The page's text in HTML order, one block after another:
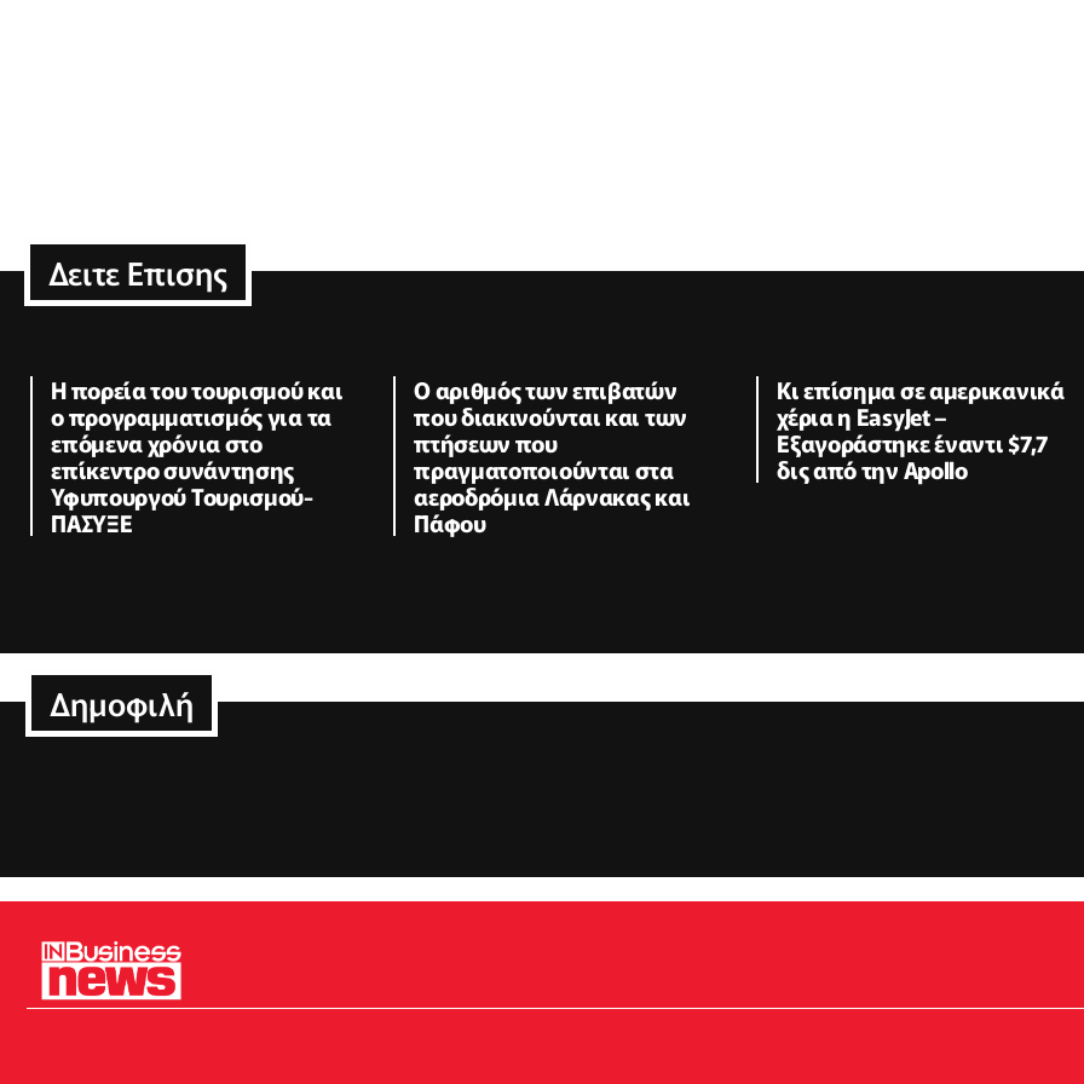
Δειτε Επισης
Η πορεία του τουρισμού και
ο προγραμματισμός για τα
επόμενα χρόνια στο
επίκεντρο συνάντησης
Υφυπουργού Τουρισμού-
ΠΑΣΥΞΕ
Ο αριθμός των επιβατών
που διακινούνται και των
πτήσεων που
πραγματοποιούνται στα
αεροδρόμια Λάρνακας και
Πάφου
Κι επίσημα σε αμερικανικά
χέρια η EasyJet –
Εξαγοράστηκε έναντι $7,7
δις από την Apollo
Δημοφιλή